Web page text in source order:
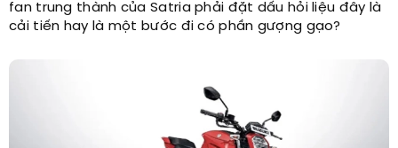
fan trung thành của Satria phải đặt dấu hỏi liệu đây là
cải tiến hay là một bước đi có phần gượng gạo?